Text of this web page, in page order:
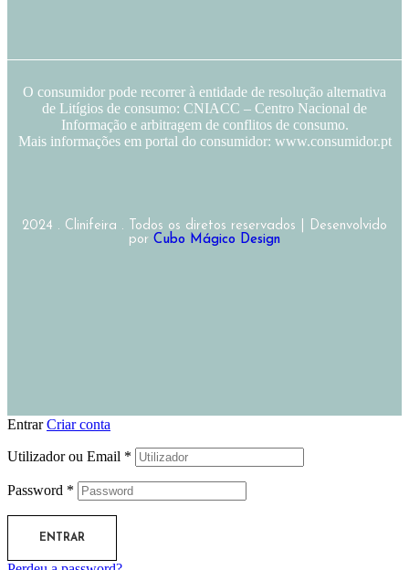
O consumidor pode recorrer à entidade de resolução alternativa
de Litígios de consumo: CNIACC – Centro Nacional de
Informação e arbitragem de conflitos de consumo.
Mais informações em portal do consumidor: www.consumidor.pt
2024 . Clinifeira . Todos os diretos reservados | Desenvolvido
por Cubo Mágico Design
Entrar Criar conta
Utilizador ou Email *
Password *
ENTRAR